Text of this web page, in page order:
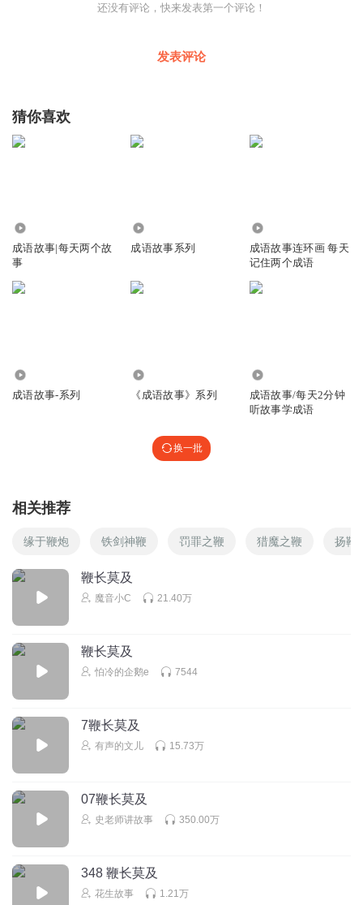
还没有评论，快来发表第一个评论！
发表评论
猜你喜欢
成语故事|每天两个故
事
成语故事系列
成语故事连环画 每天
记住两个成语
成语故事-系列 《成语故事》系列
成语故事/每天2分钟
听故事学成语
换一批
相关推荐
缘于鞭炮 铁剑神鞭 罚罪之鞭 猎魔之鞭 扬鞭
鞭长莫及
魔音小C 21.40万
鞭长莫及
怕冷的企鹅e 7544
7鞭长莫及
有声的文儿 15.73万
07鞭长莫及
史老师讲故事 350.00万
348 鞭长莫及
花生故事 1.21万